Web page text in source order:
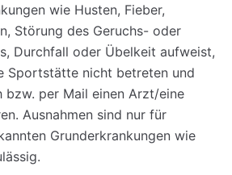
wie Husten, Fieber,
Störung des Geruchs- oder
Durchfall oder Übelkeit aufweist,
Sportstätte nicht betreten und
bzw. per Mail einen Arzt/eine
Ausnahmen sind nur für
Grunderkrankungen wie